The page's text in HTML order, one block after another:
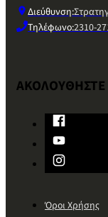
Διεύθυνση:
Τηλέφωνο:2310-
Όροι Χρήσης